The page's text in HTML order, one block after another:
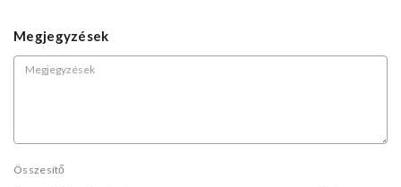
Megjegyzések
Összesítő